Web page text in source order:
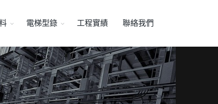
電梯型錄 工程實績 聯絡我們